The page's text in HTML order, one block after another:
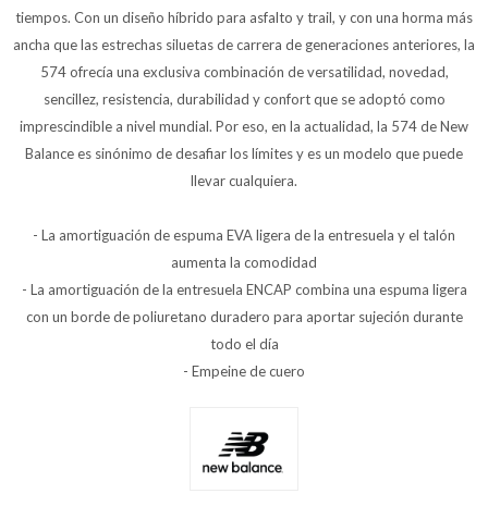
tiempos. Con un diseño híbrido para asfalto y trail, y con una horma más
ancha que las estrechas siluetas de carrera de generaciones anteriores, la
574 ofrecía una exclusiva combinación de versatilidad, novedad,
sencillez, resistencia, durabilidad y confort que se adoptó como
imprescindible a nivel mundial. Por eso, en la actualidad, la 574 de New
Balance es sinónimo de desafiar los límites y es un modelo que puede
llevar cualquiera.
- La amortiguación de espuma EVA ligera de la entresuela y el talón
aumenta la comodidad
- La amortiguación de la entresuela ENCAP combina una espuma ligera
con un borde de poliuretano duradero para aportar sujeción durante
todo el día
- Empeine de cuero